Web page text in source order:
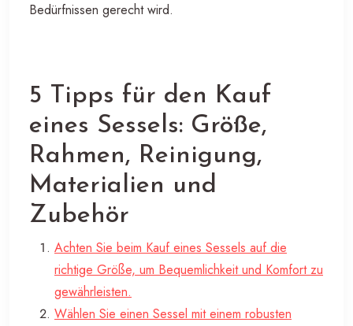
Bedürfnissen gerecht wird.
5 Tipps für den Kauf
eines Sessels: Größe,
Rahmen, Reinigung,
Materialien und
Zubehör
Achten Sie beim Kauf eines Sessels auf die
richtige Größe, um Bequemlichkeit und Komfort zu
gewährleisten.
Wählen Sie einen Sessel mit einem robusten